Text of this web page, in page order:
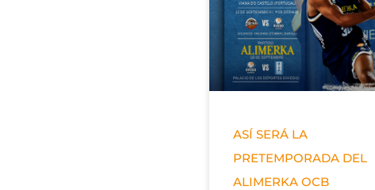
ASÍ SERÁ LA
PRETEMPORADA DEL
ALIMERKA OCB